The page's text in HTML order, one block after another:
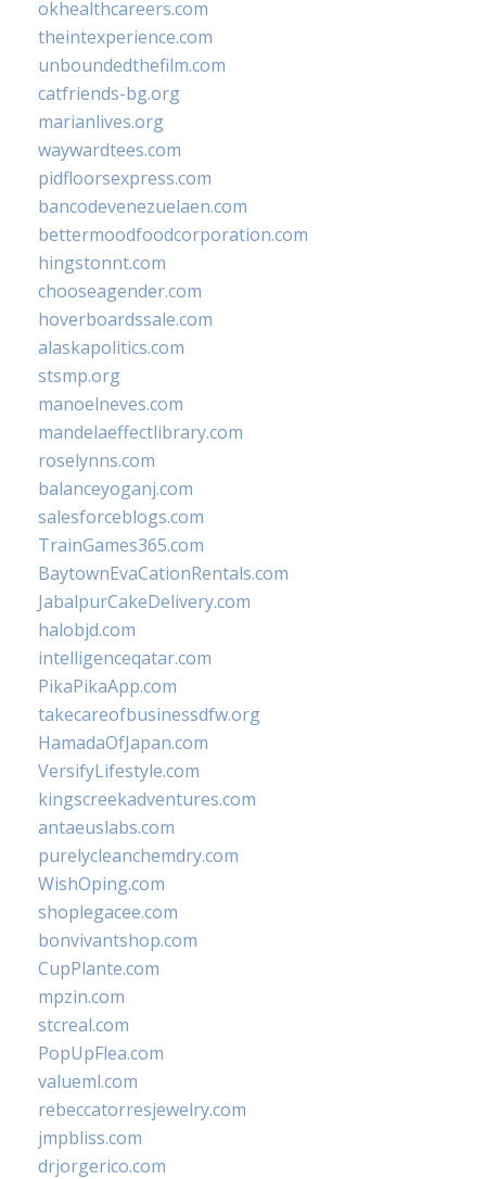
okhealthcareers.com
theintexperience.com
unboundedthefilm.com
catfriends-bg.org
marianlives.org
waywardtees.com
pidfloorsexpress.com
bancodevenezuelaen.com
bettermoodfoodcorporation.com
hingstonnt.com
chooseagender.com
hoverboardssale.com
alaskapolitics.com
stsmp.org
manoelneves.com
mandelaeffectlibrary.com
roselynns.com
balanceyoganj.com
salesforceblogs.com
TrainGames365.com
BaytownEvaCationRentals.com
JabalpurCakeDelivery.com
halobjd.com
intelligenceqatar.com
PikaPikaApp.com
takecareofbusinessdfw.org
HamadaOfJapan.com
VersifyLifestyle.com
kingscreekadventures.com
antaeuslabs.com
purelycleanchemdry.com
WishOping.com
shoplegacee.com
bonvivantshop.com
CupPlante.com
mpzin.com
stcreal.com
PopUpFlea.com
valueml.com
rebeccatorresjewelry.com
jmpbliss.com
drjorgerico.com